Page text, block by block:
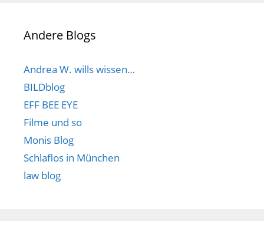
Andere Blogs
Andrea W. wills wissen…
BILDblog
EFF BEE EYE
Filme und so
Monis Blog
Schlaflos in München
law blog